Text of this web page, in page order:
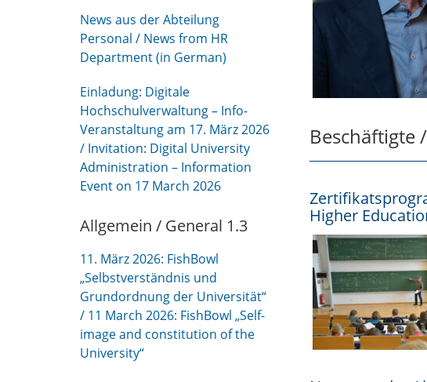
News aus der Abteilung
Personal / News from HR
Department (in German)
Einladung: Digitale
Hochschulverwaltung – Info-
Veranstaltung am 17. März 2026
/ Invitation: Digital University
Administration – Information
Event on 17 March 2026
Allgemein / General 1.3
11. März 2026: FishBowl
„Selbstverständnis und
Grundordnung der Universität“
/ 11 March 2026: FishBowl „Self-
image and constitution of the
University“
Beschäftigte
Higher